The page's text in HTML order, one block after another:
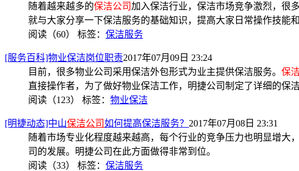
随着越来越多的保洁公司加入保洁行业，保洁市场竞争激烈，很多
就与大家分享一下保洁服务的基础知识，提高大家日常操作技能
阅读（60） 标签： 保洁服务
[服务百科]物业保洁岗位职责2017年07月09日 23:24
目前，很多物业公司采用保洁外包形式为业主提供保洁服务。 保
直接操作者，为了做好物业保洁工作，明捷公司制定了详细的保
阅读（123） 标签： 物业保洁
[明捷动态]中山保洁公司如何提高保洁服务？ 2017年07月08日 23:31
随着市场专业化程度越来越高，每个行业的竞争压力也明显增大
司的发展。明捷公司在此方面做得非常到位。
阅读（33） 标签： 保洁服务